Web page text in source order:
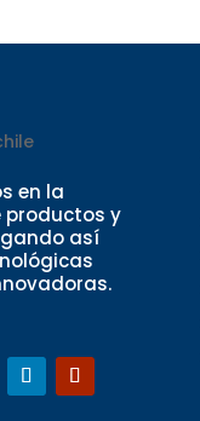
en la
productos y
así